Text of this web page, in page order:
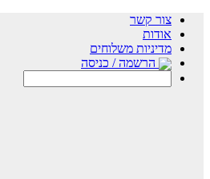
צור קשר
אודות
מדיניות משלוחים
הרשמה / כניסה